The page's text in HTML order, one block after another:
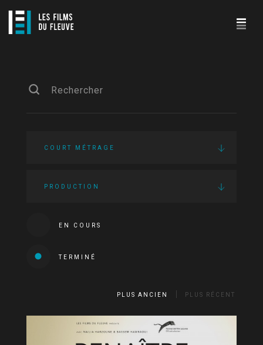
COURT MÉTRAGE
PRODUCTION
EN COURS
TERMINÉ
PLUS ANCIEN PLUS RÉCENT